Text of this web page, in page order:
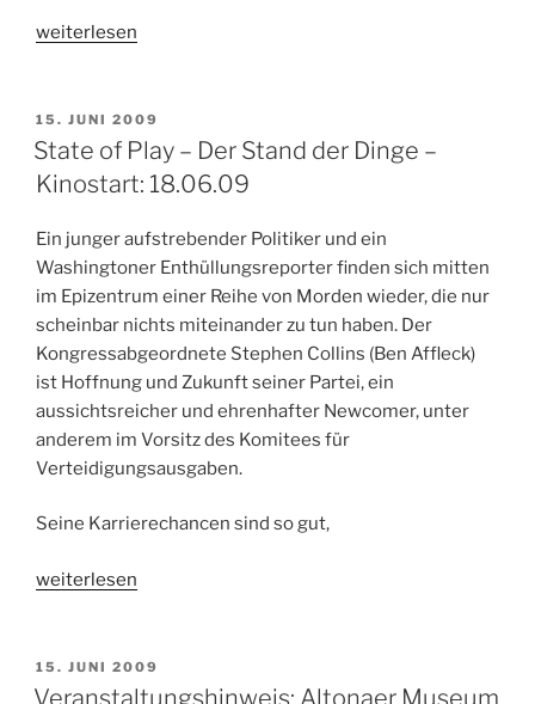
„Veranstaltungshinweis:
Sonntag
21.06.2009“
weiterlesen
VERÖFFENTLICHT
AM
15. JUNI 2009
State of Play – Der Stand der Dinge –
Kinostart: 18.06.09
Ein junger aufstrebender Politiker und ein
Washingtoner Enthüllungsreporter finden sich mitten
im Epizentrum einer Reihe von Morden wieder, die nur
scheinbar nichts miteinander zu tun haben. Der
Kongressabgeordnete Stephen Collins (Ben Affleck)
ist Hoffnung und Zukunft seiner Partei, ein
aussichtsreicher und ehrenhafter Newcomer, unter
anderem im Vorsitz des Komitees für
Verteidigungsausgaben.
Seine Karrierechancen sind so gut,
„State
–
Der
weiterlesen
VERÖFFENTLICHT
AM
15. JUNI 2009
Veranstaltungshinweis: Altonaer Museum